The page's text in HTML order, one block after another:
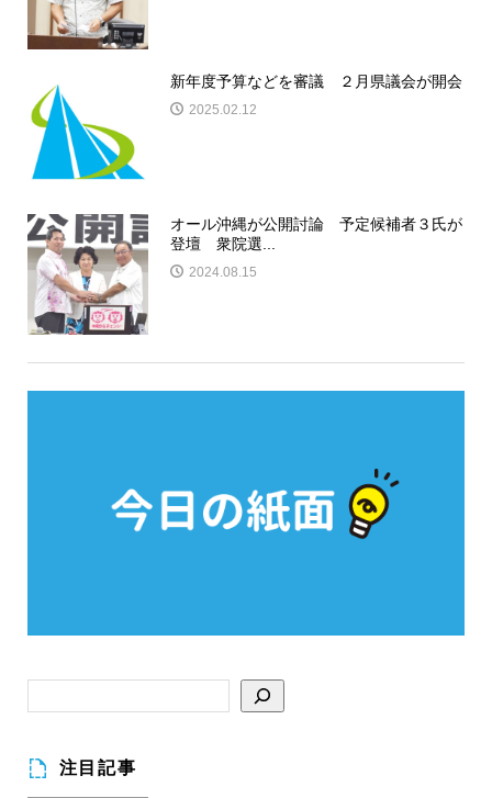
新年度予算などを審議 ２月県議会が開会
2025.02.12
オール沖縄が公開討論 予定候補者３氏が
登壇 衆院選...
2024.08.15
注目記事